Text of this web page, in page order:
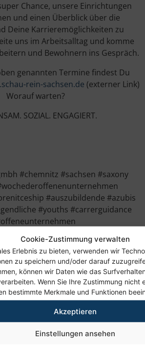
Cookie-Zustimmung verwalten
Erlebnis zu bieten, verwenden wir
zu speichern und/oder darauf
können wir Daten wie das
Wenn Sie Ihre Zustimmung nicht
bestimmte Merkmale und Funktionen
Akzeptieren
Einstellungen ansehen
Chance, unsere Einrichtungen
und einen Überblick über die
Deine Karrieremöglichkeiten zu
uns im Arbeitsalltag und komme
und Bewohnern ins Gespräch.
genannten Termine findest Du
rein-sachsen.de (externer Link)
Worauf warten?
SOZIAL. ENGAGIERT.
#chemnitz #sachsen #saxony
#auszubildende #azubis
#youths #carrerguidance